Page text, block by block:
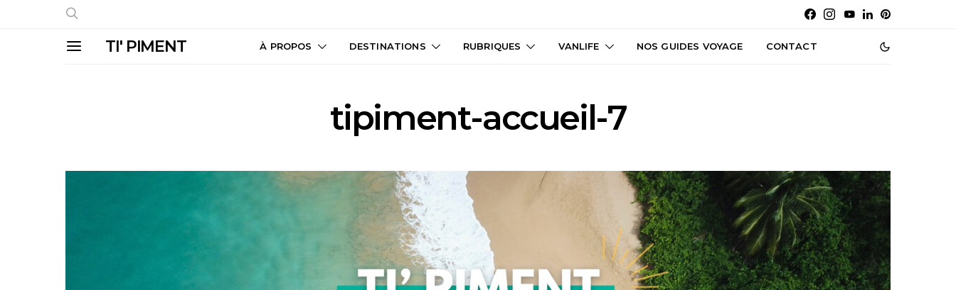
TI' PIMENT À PROPOS DESTINATIONS RUBRIQUES VANLIFE NOS GUIDES VOYAGE CONTACT
tipiment-accueil-7